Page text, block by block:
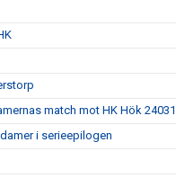
match mot HK Hök
i serieepilogen